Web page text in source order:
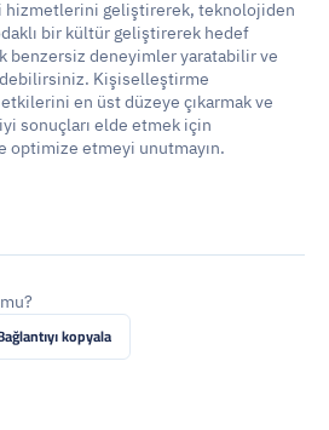
geliştirerek, teknolojiden
bir kültür geliştirerek hedef
benzersiz deneyimler yaratabilir ve
Kişiselleştirme
en üst düzeye çıkarmak ve
sonuçları elde etmek için
optimize etmeyi unutmayın.
kopyala